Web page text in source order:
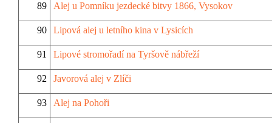
89 Alej u Pomníku jezdecké bitvy 1866, Vysokov
90 Lipová alej u letního kina v Lysicích
91 Lipové stromořadí na Tyršově nábřeží
92 Javorová alej v Zlíči
93 Alej na Pohoři